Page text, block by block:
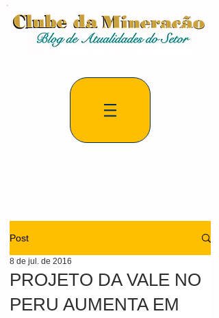
Post
PROJETO DA VALE NO
PERU AUMENTA EM
8 de jul. de 2016